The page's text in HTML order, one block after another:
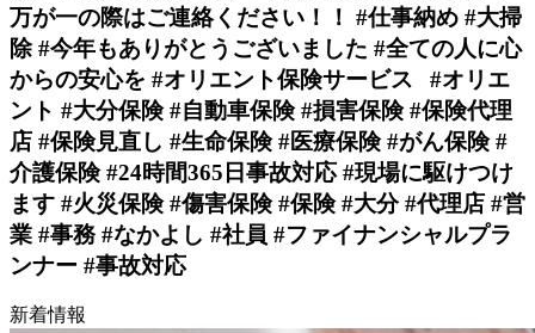
万が一の際はご連絡ください！！ #仕事納め #大掃
除 #今年もありがとうございました #全ての人に心
からの安心を #オリエント保険サービス⠀#オリエ
ント #大分保険 #自動車保険 #損害保険 #保険代理
店 #保険見直し #生命保険 #医療保険 #がん保険 #
介護保険 #24時間365日事故対応 #現場に駆けつけ
ます #火災保険 #傷害保険 #保険 #大分 #代理店 #営
業 #事務 #なかよし #社員 #ファイナンシャルプラ
ンナー #事故対応
新着情報